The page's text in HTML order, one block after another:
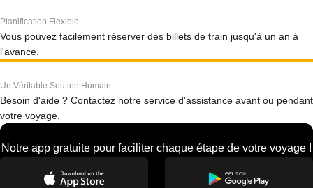
Planification Flexible
Vous pouvez facilement réserver des billets de train jusqu'à un an à
l'avance.
Un Véritable Soutien Humain
Besoin d'aide ? Contactez notre service d'assistance avant ou pendant
votre voyage.
Notre app gratuite pour faciliter chaque étape de votre voyage !